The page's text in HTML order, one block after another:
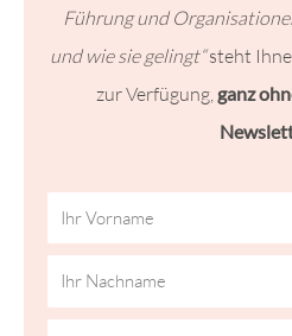
Führung und
und wie sie gelingt“steht
zur Verfügung, ganz